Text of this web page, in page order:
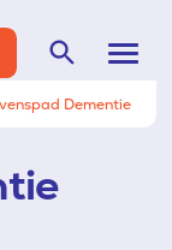
Dementie